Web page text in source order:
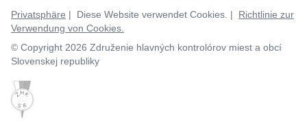
Privatsphäre | Diese Website verwendet Cookies. | Richtlinie zur
Verwendung von Cookies.
© Copyright 2026 Združenie hlavných kontrolórov miest a obcí
Slovenskej republiky